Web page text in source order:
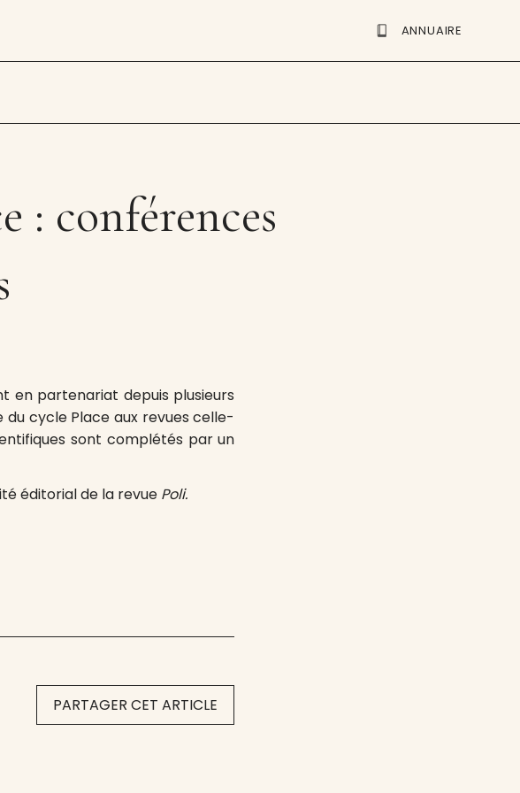
ANNUAIRE
: conférences
en partenariat depuis plusieurs
cycle Place aux revues celle-
sont complétés par un
éditorial de la revue Poli.
PARTAGER CET ARTICLE